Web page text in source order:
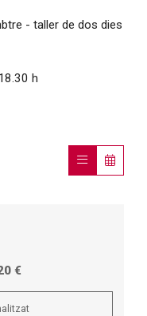
- taller de dos dies
h
€